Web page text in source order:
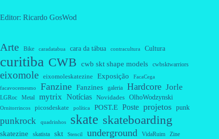
Editor: Ricardo GosWod
Arte Bike caradatabua cara da tábua contracultura Cultura
curitiba CWB cwb skt shape models cwbsktwarriors
eixomole eixomoleskatezine Exposição FacaCega
facavocemesmo Fanzine Fanzines galeria Hardcore Jorle
LGRoc Metal mytrix Notícias Novidades OlhoWodzynski
Ornitorrincos picosdeskate política POST.E Poste projetos punk
punkrock quadrinhos skate skateboarding
skatezine skatista skt Stencil underground VidaRuim Zine